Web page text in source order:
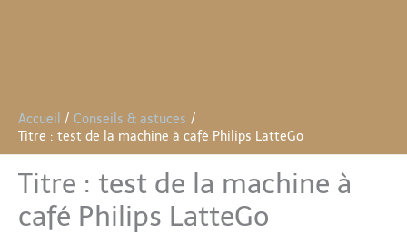
Accueil
Conseils & astuces
Titre : test de la machine à café Philips LatteGo
Titre : test de la machine à
café Philips LatteGo